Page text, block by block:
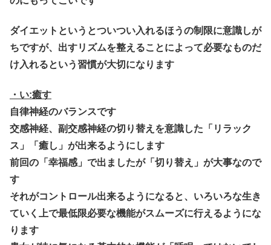
ダイエットというとついつい入れるほうの制限に意識しが
ちですが、出すリズムを整えることによって必要なものだ
け入れるという習慣が大切になります
・い:癒す
自律神経のバランスです
交感神経、副交感神経の切り替えを意識した「 リラック
ス 」「 癒し 」が出来るようにします
前回の「幸福感」で出ましたが「 切り替え 」が大事なので
す
それがコントロール出来るようになると、いろいろな生き
ていく上で最低限必要な機能がスムーズに行えるようにな
ります